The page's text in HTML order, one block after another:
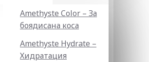
Amethyste Color – За
боядисана коса
Amethyste Hydrate –
Хидратация